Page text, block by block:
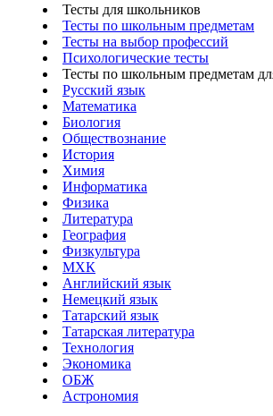
Тесты для школьников
Тесты по школьным предметам
Тесты на выбор профессий
Психологические тесты
Тесты по школьным предметам
Русский язык
Математика
Биология
Обществознание
История
Химия
Информатика
Физика
Литература
География
Физкультура
МХК
Английский язык
Немецкий язык
Татарский язык
Татарская литература
Технология
Экономика
ОБЖ
Астрономия